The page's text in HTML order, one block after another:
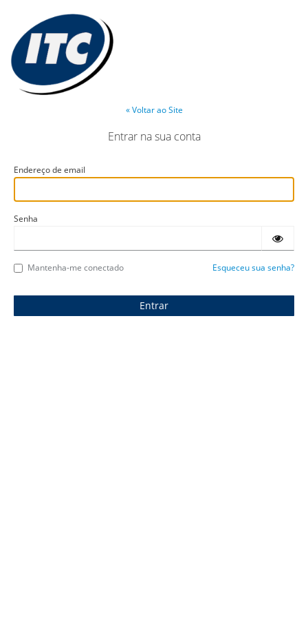
« Voltar ao Site
Entrar na sua conta
Endereço de email
Senha
Mantenha-me conectado Esqueceu sua senha?